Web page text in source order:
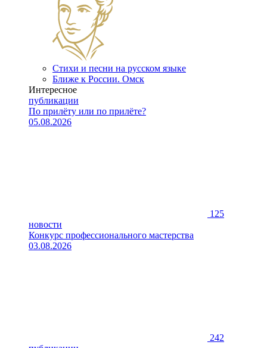
Стихи и песни на русском языке
Ближе к России. Омск
Интересное
публикации
По прилёту или по прилёте?
05.08.2026
125
новости
Конкурс профессионального мастерства
03.08.2026
242